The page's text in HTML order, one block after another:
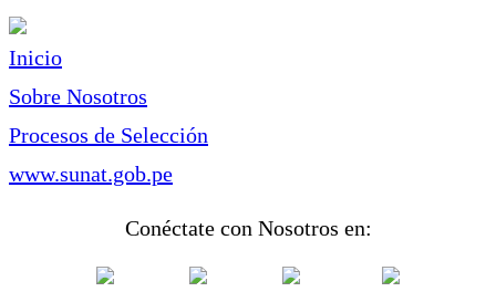
Inicio
Sobre Nosotros
Procesos de Selección
www.sunat.gob.pe
Conéctate con Nosotros en: